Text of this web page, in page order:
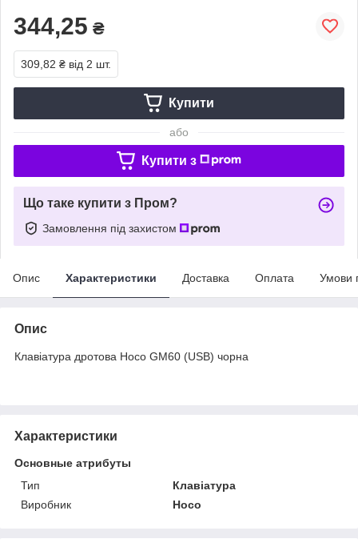
344,25 ₴
309,82 ₴ від 2 шт.
Купити
або
Купити з
Що таке купити з Пром?
Замовлення під захистом
Опис Характеристики Доставка Оплата Умови
Опис
Клавіатура дротова Hoco GM60 (USB) чорна
Характеристики
Основные атрибуты
Тип
Клавіатура
Виробник
Hoco